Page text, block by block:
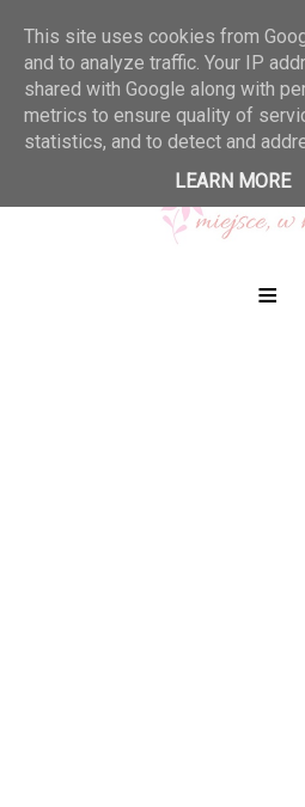
≡
This site uses cookies from
and to analyze traffic. Your IP
shared with Google along with
metrics to ensure quality of
statistics, and to detect and
LEARN MORE